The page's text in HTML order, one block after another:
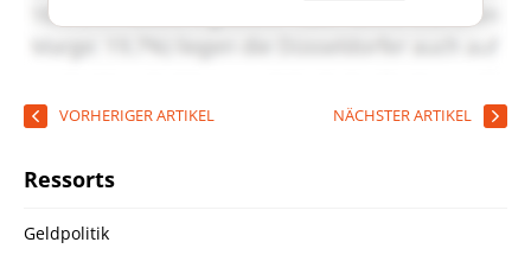
VORHERIGER ARTIKEL NÄCHSTER ARTIKEL
Ressorts
Geldpolitik